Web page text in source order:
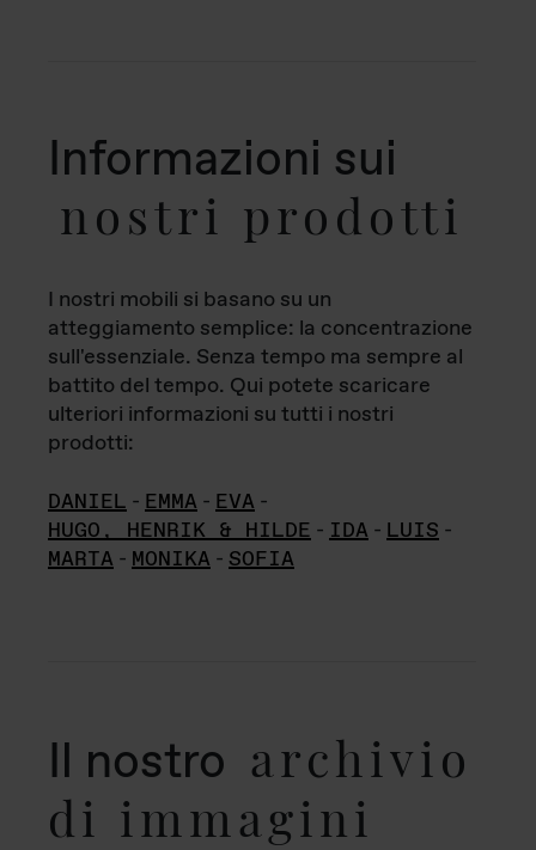
Informazioni sui
nostri prodotti
I nostri mobili si basano su un
atteggiamento semplice: la concentrazione
sull'essenziale. Senza tempo ma sempre al
battito del tempo. Qui potete scaricare
ulteriori informazioni su tutti i nostri
prodotti:
DANIEL - EMMA - EVA -
HUGO, HENRIK & HILDE - IDA - LUIS -
MARTA - MONIKA - SOFIA
Il nostro archivio
di immagini